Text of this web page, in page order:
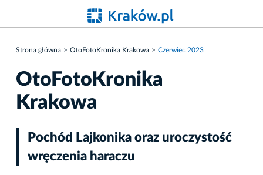
Strona główna OtoFotoKronika Krakowa Czerwiec 2023
OtoFotoKronika
Krakowa
Pochód Lajkonika oraz uroczystość
wręczenia haraczu